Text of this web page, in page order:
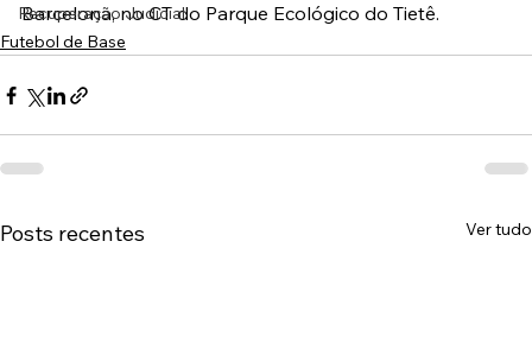
Recuperação Judicial
Barcelona, no CT do Parque Ecológico do Tietê.
Futebol de Base
Posts recentes Ver tudo